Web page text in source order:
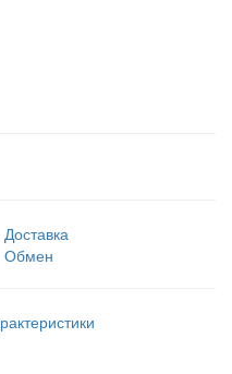
Доставка
Обмен